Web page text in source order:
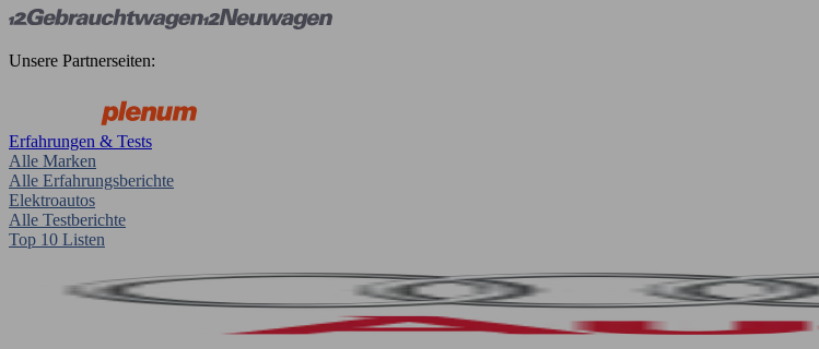
Unsere Partnerseiten:
Erfahrungen & Tests
Alle Marken
Alle Erfahrungsberichte
Elektroautos
Alle Testberichte
Top 10 Listen